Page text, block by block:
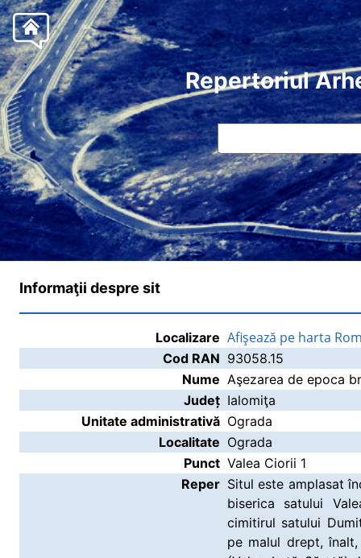
Repertoriul
Informaţii despre sit
Localizare Afişează pe harta
Cod RAN 93058.15
Nume Aşezarea de epoca
Județ Ialomiţa
Unitate administrativă Ograda
Localitate Ograda
Punct Valea Ciorii 1
Reper Situl este amplasat
biserica satului
cimitirul satului
pe malul drept,